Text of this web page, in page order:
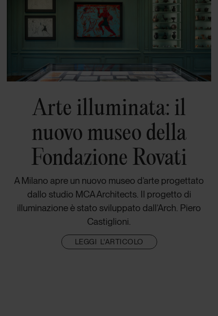
Arte illuminata: il
nuovo museo della
Fondazione Rovati
A Milano apre un nuovo museo d’arte progettato
dallo studio MCA Architects. Il progetto di
illuminazione è stato sviluppato dall’Arch. Piero
Castiglioni.
LEGGI L'ARTICOLO